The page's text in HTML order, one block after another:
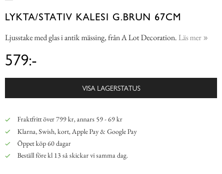
LYKTA/STATIV KALESI G.BRUN 67CM
Ljusstake med glas i antik mässing, från A Lot Decoration. Läs mer
579:-
VISA LAGERSTATUS
Fraktfritt över 799 kr, annars 59 - 69 kr
Klarna, Swish, kort, Apple Pay & Google Pay
Öppet köp 60 dagar
Beställ före kl 13 så skickar vi samma dag.